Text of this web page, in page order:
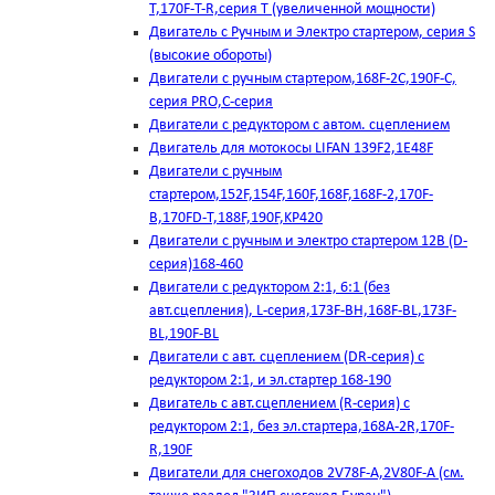
T,170F-T-R,серия Т (увеличенной мощности)
Двигатель с Ручным и Электро стартером, серия S
(высокие обороты)
Двигатели с ручным стартером,168F-2C,190F-C,
серия PRO,C-серия
Двигатели с редуктором с автом. сцеплением
Двигатель для мотокосы LIFAN 139F2,1E48F
Двигатели с ручным
стартером,152F,154F,160F,168F,168F-2,170F-
B,170FD-T,188F,190F,KP420
Двигатели с ручным и электро стартером 12В (D-
серия)168-460
Двигатели с редуктором 2:1, 6:1 (без
авт.сцепления), L-серия,173F-BH,168F-BL,173F-
BL,190F-BL
Двигатели с авт. сцеплением (DR-серия) с
редуктором 2:1, и эл.стартер 168-190
Двигатель с авт.сцеплением (R-серия) с
редуктором 2:1, без эл.стартера,168А-2R,170F-
R,190F
Двигатели для снегоходов 2V78F-A,2V80F-A (см.